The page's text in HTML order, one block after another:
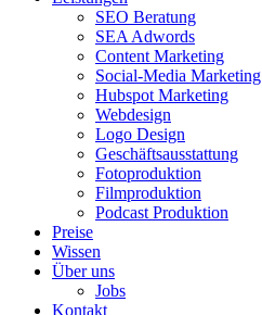
SEO Beratung
SEA Adwords
Content Marketing
Social-Media Marketing
Hubspot Marketing
Webdesign
Logo Design
Geschäftsausstattung
Fotoproduktion
Filmproduktion
Podcast Produktion
Preise
Wissen
Über uns
Jobs
Kontakt